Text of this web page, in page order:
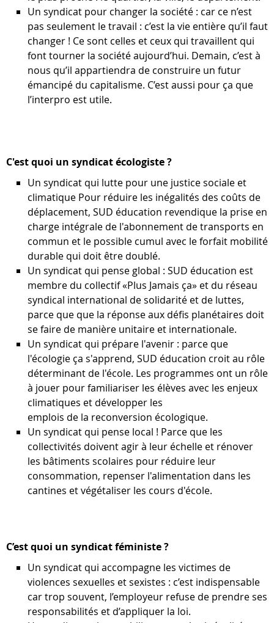
Un syndicat pour changer la société : car ce n’est
pas seulement le travail : c’est la vie entière qu’il faut
changer ! Ce sont celles et ceux qui travaillent qui
font tourner la société aujourd’hui. Demain, c’est à
nous qu’il appartiendra de construire un futur
émancipé du capitalisme. C’est aussi pour ça que
l’interpro est utile.
C'est quoi un syndicat écologiste ?
Un syndicat qui lutte pour une justice sociale et
climatique Pour réduire les inégalités des coûts de
déplacement, SUD éducation revendique la prise en
charge intégrale de l'abonnement de transports en
commun et le possible cumul avec le forfait mobilité
durable qui doit être doublé.
Un syndicat qui pense global : SUD éducation est
membre du collectif «Plus Jamais ça» et du réseau
syndical international de solidarité et de luttes,
parce que que la réponse aux déﬁs planétaires doit
se faire de manière unitaire et internationale.
Un syndicat qui prépare l'avenir : parce que
l'écologie ça s'apprend, SUD éducation croit au rôle
déterminant de l'école. Les programmes ont un rôle
à jouer pour familiariser les élèves avec les enjeux
climatiques et développer les
emplois de la reconversion écologique.
Un syndicat qui pense local ! Parce que les
collectivités doivent agir à leur échelle et rénover
les bâtiments scolaires pour réduire leur
consommation, repenser l'alimentation dans les
cantines et végétaliser les cours d'école.
C’est quoi un syndicat féministe ?
Un syndicat qui accompagne les victimes de
violences sexuelles et sexistes : c’est indispensable
car trop souvent, l’employeur refuse de prendre ses
responsabilités et d’appliquer la loi.